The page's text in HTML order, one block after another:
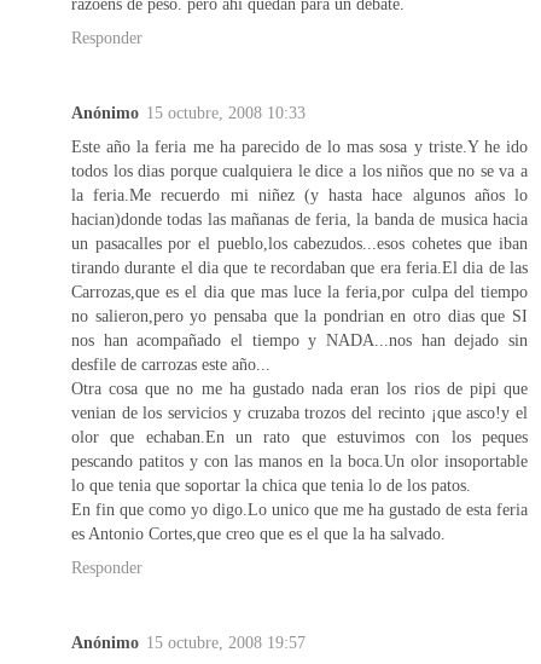
Responder
Anónimo 15 octubre, 2008 10:33
Este año la feria me ha parecido de lo mas sosa y triste.Y he ido
todos los dias porque cualquiera le dice a los niños que no se va a
la feria.Me recuerdo mi niñez (y hasta hace algunos años lo
hacian)donde todas las mañanas de feria, la banda de musica hacia
un pasacalles por el pueblo,los cabezudos...esos cohetes que iban
tirando durante el dia que te recordaban que era feria.El dia de las
Carrozas,que es el dia que mas luce la feria,por culpa del tiempo
no salieron,pero yo pensaba que la pondrian en otro dias que SI
nos han acompañado el tiempo y NADA...nos han dejado sin
desfile de carrozas este año...
Otra cosa que no me ha gustado nada eran los rios de pipi que
venian de los servicios y cruzaba trozos del recinto ¡que asco!y el
olor que echaban.En un rato que estuvimos con los peques
pescando patitos y con las manos en la boca.Un olor insoportable
lo que tenia que soportar la chica que tenia lo de los patos.
En fin que como yo digo.Lo unico que me ha gustado de esta feria
es Antonio Cortes,que creo que es el que la ha salvado.
Responder
Anónimo 15 octubre, 2008 19:57